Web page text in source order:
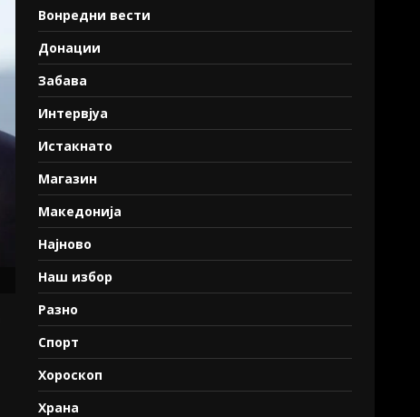
Вонредни вести
Донации
Забава
Интервјуа
Истакнато
Магазин
Македонија
Најново
Наш избор
Разно
Спорт
Хороскоп
Храна